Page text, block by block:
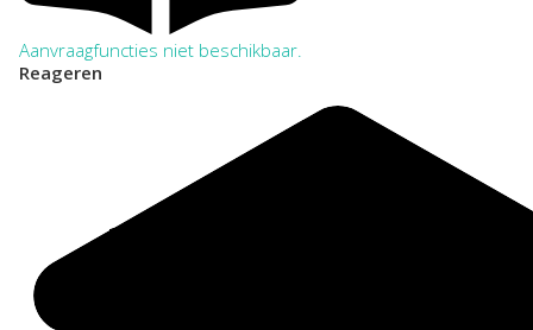
Aanvraagfuncties niet beschikbaar.
Reageren